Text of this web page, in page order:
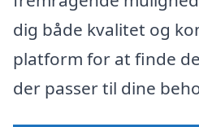
dig både kvalitet og
platform for at finde
der passer til dine